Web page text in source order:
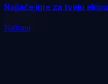
Najjače igre za tvoju ekipu
Nabavi